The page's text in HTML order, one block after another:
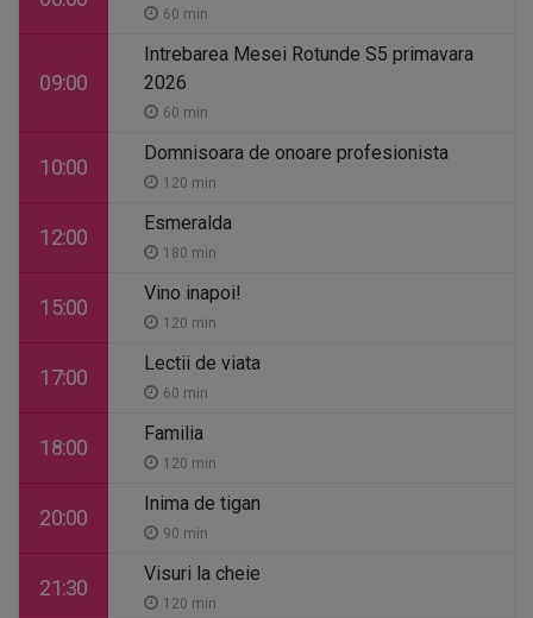
60 min
09:00
Intrebarea Mesei Rotunde S5 primavara
2026
60 min
10:00
Domnisoara de onoare profesionista
120 min
12:00
Esmeralda
180 min
15:00
Vino inapoi!
120 min
17:00
Lectii de viata
60 min
18:00
Familia
120 min
20:00
Inima de tigan
90 min
21:30
Visuri la cheie
120 min